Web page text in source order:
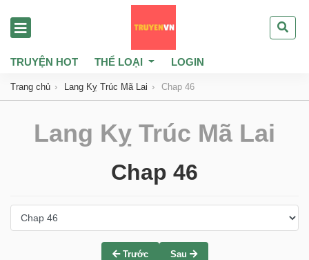
TRUYỆN HOT THỂ LOẠI LOGIN
Trang chủ Lang Kỵ Trúc Mã Lai Chap 46
Lang Kỵ Trúc Mã Lai
Chap 46
Trước Sau